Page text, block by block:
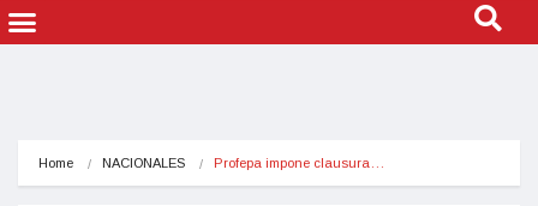
Home NACIONALES Profepa impone clausura…